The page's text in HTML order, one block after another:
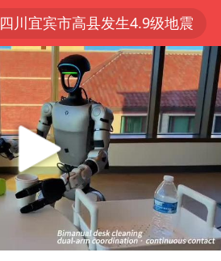
四川宜宾市高县发生4.9级地震
佛山通报笔试前13被淘汰后5名进体检
97岁英国奶奶飞上天再破吉尼斯纪录
27岁女子组织卖淫集团被悬赏通缉
泰国校园枪击案死亡人数升至7人
泸溪河：桃酥吃出金属牙冠视频不实
美国将对多晶硅衍生品加征15%关税
改名后的“青海拉面”店
05:12